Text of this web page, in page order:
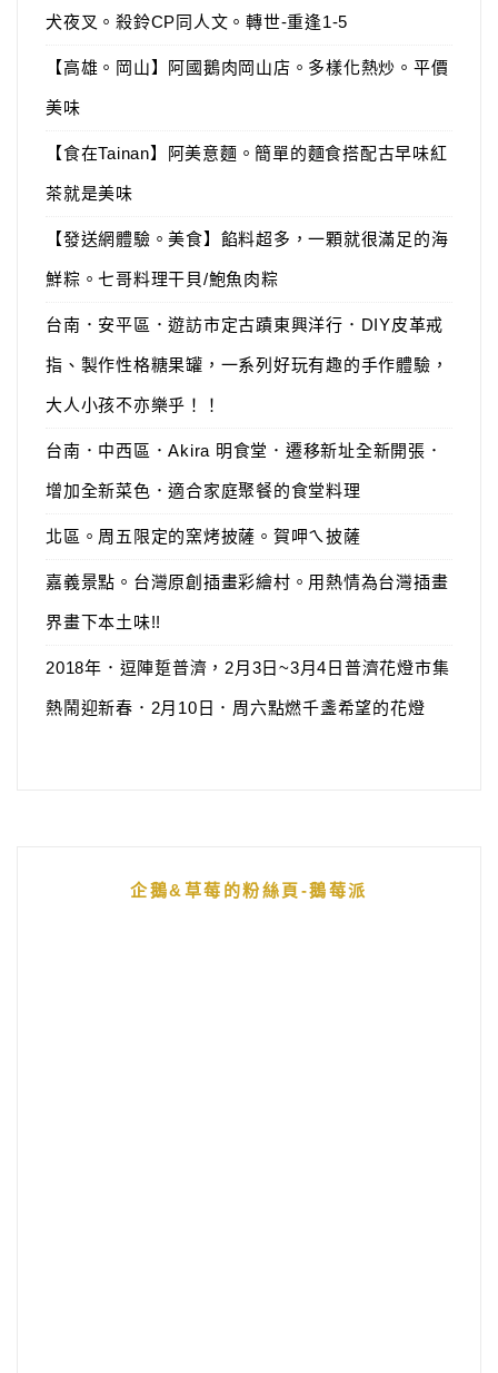
犬夜叉。殺鈴CP同人文。轉世-重逢1-5
【高雄。岡山】阿國鵝肉岡山店。多樣化熱炒。平價
美味
【食在Tainan】阿美意麵。簡單的麵食搭配古早味紅
茶就是美味
【發送網體驗。美食】餡料超多，一顆就很滿足的海
鮮粽。七哥料理干貝/鮑魚肉粽
台南．安平區．遊訪市定古蹟東興洋行．DIY皮革戒
指、製作性格糖果罐，一系列好玩有趣的手作體驗，
大人小孩不亦樂乎！！
台南．中西區．Akira 明食堂．遷移新址全新開張．
增加全新菜色．適合家庭聚餐的食堂料理
北區。周五限定的窯烤披薩。賀呷ㄟ披薩
嘉義景點。台灣原創插畫彩繪村。用熱情為台灣插畫
界畫下本土味!!
2018年．逗陣踅普濟，2月3日~3月4日普濟花燈市集
熱鬧迎新春．2月10日．周六點燃千盞希望的花燈
企鵝&草莓的粉絲頁-鵝莓派